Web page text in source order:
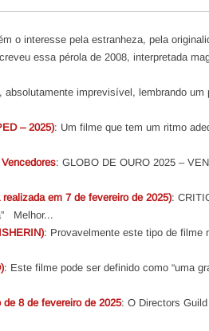
o interesse pela estranheza, pela
essa pérola de 2008, interpretada
absolutamente imprevisível, lembrando um
– 2025): Um filme que tem um ritmo
: GLOBO DE OURO 2025 –
em 7 de fevereiro de 2025):
Melhor...
: Provavelmente este tipo de filme
: Este filme pode ser definido como “uma
8 de fevereiro de 2025: O Directors